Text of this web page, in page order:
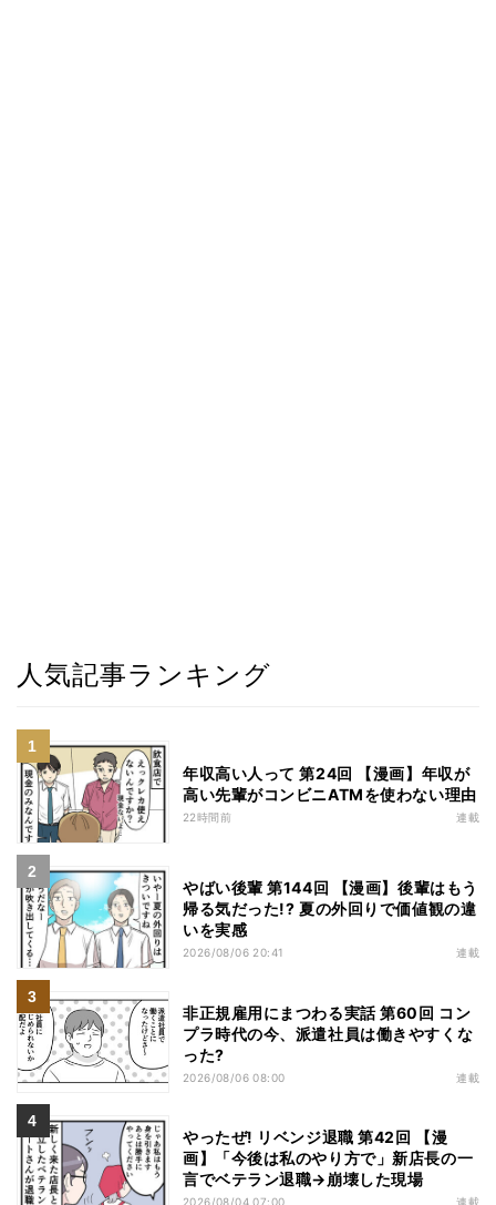
人気記事ランキング
年収高い人って 第24回 【漫画】年収が
高い先輩がコンビニATMを使わない理由
22時間前 連載
やばい後輩 第144回 【漫画】後輩はもう
帰る気だった!? 夏の外回りで価値観の違
いを実感
2026/08/06 20:41 連載
非正規雇用にまつわる実話 第60回 コン
プラ時代の今、派遣社員は働きやすくな
った?
2026/08/06 08:00 連載
やったぜ! リベンジ退職 第42回 【漫
画】「今後は私のやり方で」新店長の一
言でベテラン退職→崩壊した現場
2026/08/04 07:00 連載